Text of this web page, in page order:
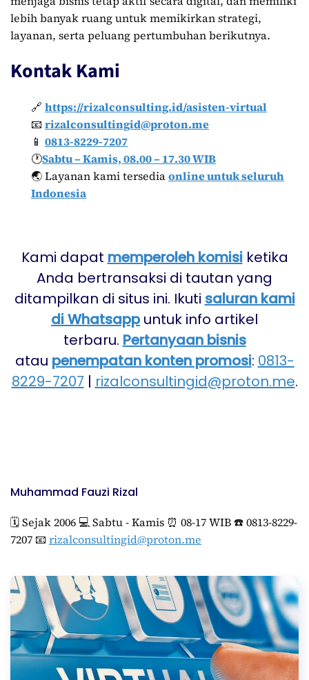
lebih banyak ruang untuk memikirkan strategi,
layanan, serta peluang pertumbuhan berikutnya.
Kontak Kami
🔗 https://rizalconsulting.id/asisten-virtual
📧 rizalconsultingid@proton.me
📱 0813-8229-7207
🕐Sabtu – Kamis, 08.00 – 17.30 WIB
🌏 Layanan kami tersediaonline untuk seluruh
Indonesia
Kami dapat memperoleh komisiketika
Anda bertransaksi di tautan yang
ditampilkan di situs ini. Ikuti saluran kami
di Whatsapp untuk info artikel
terbaru. Pertanyaan bisnis
atau penempatan konten promosi: 0813-
8229-7207 | rizalconsultingid@proton.me.
Muhammad Fauzi Rizal
🗓️ Sejak 2006 💻 Sabtu - Kamis ⏰ 08-17 WIB ☎️ 0813-8229-
7207 📧 rizalconsultingid@proton.me